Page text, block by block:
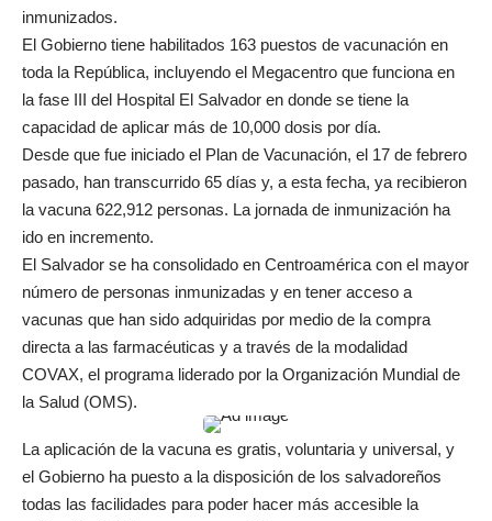
inmunizados.
El Gobierno tiene habilitados 163 puestos de vacunación en
toda la República, incluyendo el Megacentro que funciona en
la fase III del Hospital El Salvador en donde se tiene la
capacidad de aplicar más de 10,000 dosis por día.
Desde que fue iniciado el Plan de Vacunación, el 17 de febrero
pasado, han transcurrido 65 días y, a esta fecha, ya recibieron
la vacuna 622,912 personas. La jornada de inmunización ha
ido en incremento.
El Salvador se ha consolidado en Centroamérica con el mayor
número de personas inmunizadas y en tener acceso a
vacunas que han sido adquiridas por medio de la compra
directa a las farmacéuticas y a través de la modalidad
COVAX, el programa liderado por la Organización Mundial de
la Salud (OMS).
La aplicación de la vacuna es gratis, voluntaria y universal, y
el Gobierno ha puesto a la disposición de los salvadoreños
todas las facilidades para poder hacer más accesible la